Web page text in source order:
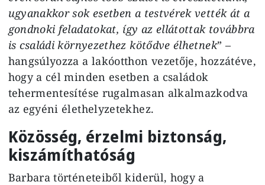
ugyanakkor sok esetben a testvérek vették át a
gondnoki feladatokat, így az ellátottak továbbra
is családi környezethez kötődve élhetnek” –
hangsúlyozza a lakóotthon vezetője, hozzátéve,
hogy a cél minden esetben a családok
tehermentesítése rugalmasan alkalmazkodva
az egyéni élethelyzetekhez.
Közösség, érzelmi biztonság,
kiszámíthatóság
Barbara történeteiből kiderül, hogy a